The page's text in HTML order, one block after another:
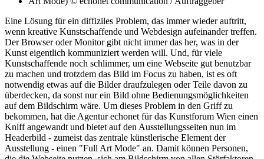
Eine Lösung für ein diffiziles Problem, das immer wieder auftritt,
wenn kreative Kunstschaffende und Webdesign aufeinander treffen.
Der Browser oder Monitor gibt nicht immer das her, was in der
Kunst eigentlich kommuniziert werden will. Und, für viele
Kunstschaffende noch schlimmer, um eine Webseite gut benutzbar
zu machen und trotzdem das Bild im Focus zu haben, ist es oft
notwendig etwas auf die Bilder draufzulegen oder Teile davon zu
überdecken, da sonst nur ein Bild ohne Bedienungsmöglichkeiten
auf dem Bildschirm wäre. Um dieses Problem in den Griff zu
bekommen, hat die Agentur echonet für das Kunstforum Wien einen
Kniff angewandt und bietet auf den Ausstellungsseiten nun im
Headerbild - zumeist das zentrale künstlerische Element der
Ausstellung - einen "Full Art Mode" an. Damit können Personen,